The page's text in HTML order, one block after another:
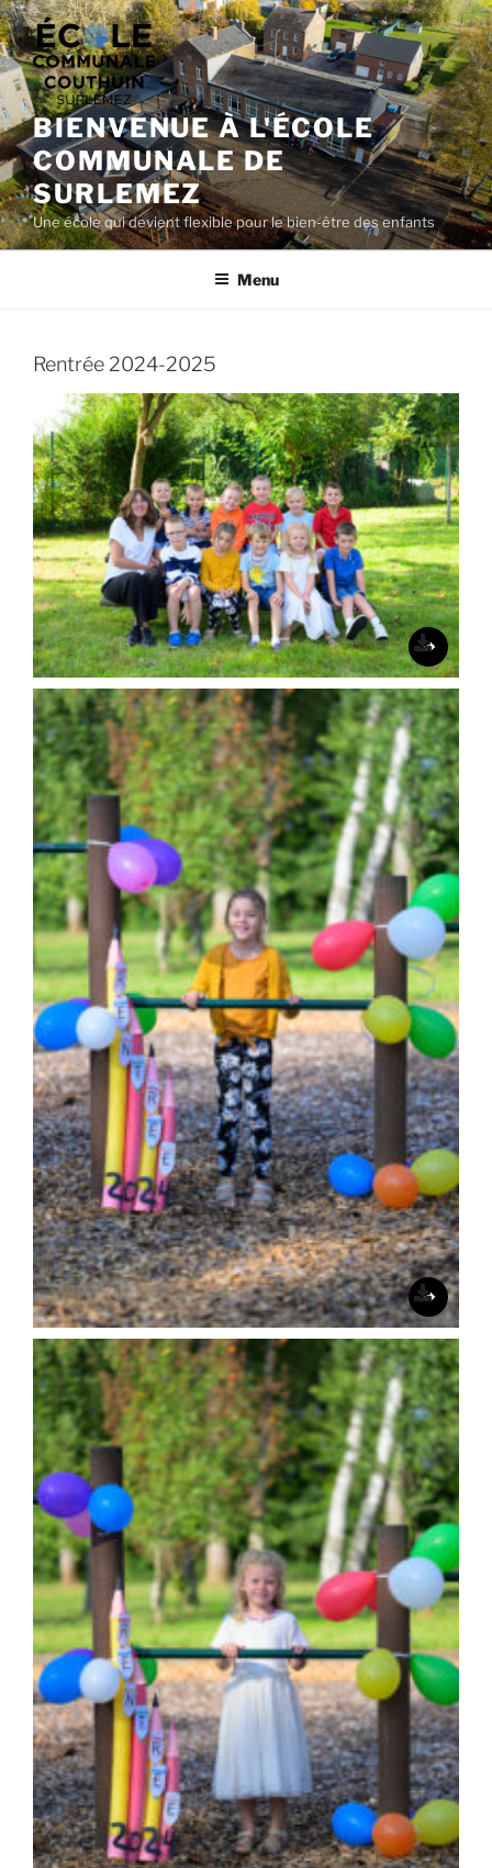
Aller
au
contenu
principal
BIENVENUE À L'ÉCOLE
COMMUNALE DE
SURLEMEZ
Une école qui devient flexible pour le bien-être des enfants
Menu
Rentrée 2024-2025